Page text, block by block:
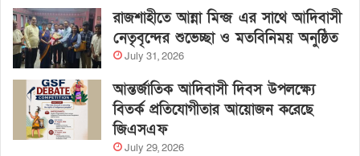
রাজশাহীতে আন্না মিন্জ এর সাথে আদিবাসী
নেতৃবৃন্দের শুভেচ্ছা ও মতবিনিময় অনুষ্ঠিত
July 31, 2026
আন্তর্জাতিক আদিবাসী দিবস উপলক্ষ্যে
বিতর্ক প্রতিযোগীতার আয়োজন করেছে
জিএসএফ
July 29, 2026